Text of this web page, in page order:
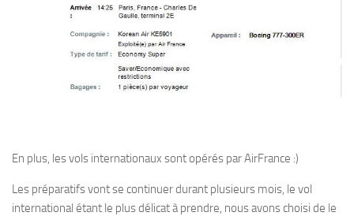
En plus, les vols internationaux sont opérés par AirFrance :)
Les préparatifs vont se continuer durant plusieurs mois, le vol
international étant le plus délicat à prendre, nous avons choisi de le